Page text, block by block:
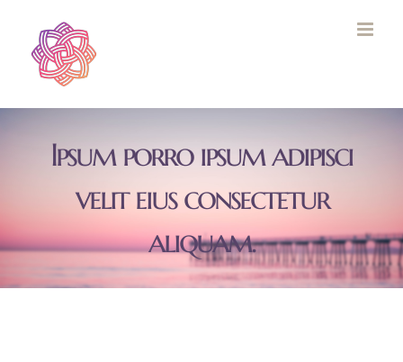
content
Ipsum porro ipsum adipisci
velit eius consectetur
aliquam.